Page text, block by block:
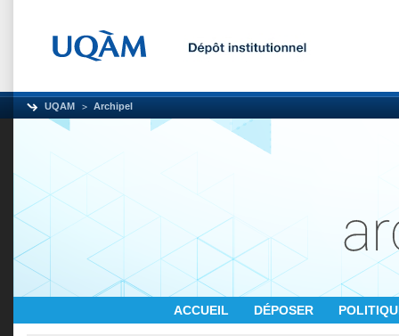
UQAM Archipel
ACCUEIL DÉPOSER